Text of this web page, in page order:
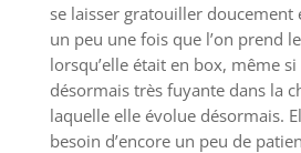
se laisser gratouiller doucement
un peu une fois que l’on prend
lorsqu’elle était en box, même
désormais très fuyante dans la
laquelle elle évolue désormais.
besoin d’encore un peu de